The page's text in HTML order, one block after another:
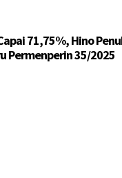
71,75%, Hino
Permenperin 35/2025